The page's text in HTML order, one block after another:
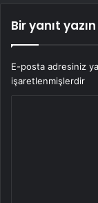
Bir yanıt yazın
E-posta adresiniz
işaretlenmişlerdir